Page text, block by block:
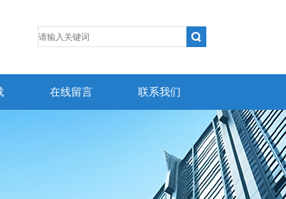
在线留言 联系我们